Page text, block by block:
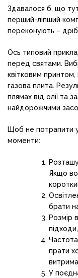
Здавалося б, що
перший-ліпший
переконують –
Ось типовий
перед святами.
квітковим принтом,
газова плита.
плямах від олії та
найдорожчими
Щоб не потрапити
моменти:
Якщо
брати
Розмір
прати
У